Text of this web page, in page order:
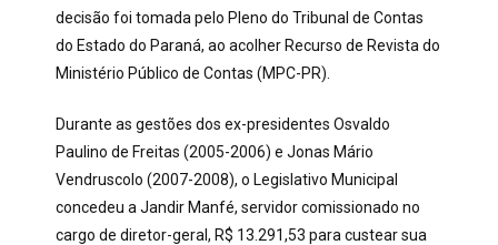
decisão foi tomada pelo Pleno do Tribunal de Contas
do Estado do Paraná, ao acolher Recurso de Revista do
Ministério Público de Contas (MPC-PR).
Durante as gestões dos ex-presidentes Osvaldo
Paulino de Freitas (2005-2006) e Jonas Mário
Vendruscolo (2007-2008), o Legislativo Municipal
concedeu a Jandir Manfé, servidor comissionado no
cargo de diretor-geral, R$ 13.291,53 para custear sua